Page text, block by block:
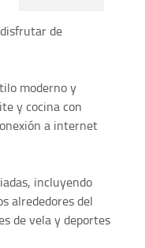
de
moderno y
y cocina con
a internet
incluyendo
alrededores del
de vela y deportes